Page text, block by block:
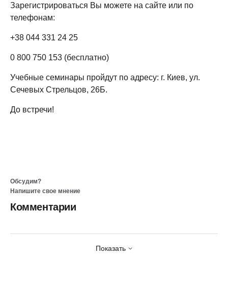
Зарегистрироваться Вы можете на сайте или по
телефонам:
+38 044 331 24 25
0 800 750 153 (бесплатно)
Учебные семинары пройдут по адресу: г. Киев, ул.
Сечевых Стрельцов, 26Б.
До встречи!
Обсудим?
Напишите свое мнение
Комментарии
Показать